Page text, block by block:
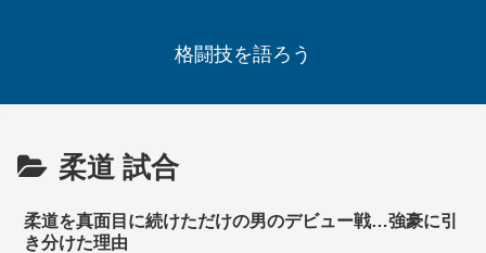
格闘技を語ろう
柔道 試合
柔道を真面目に続けただけの男のデビュー戦…強豪に引
き分けた理由